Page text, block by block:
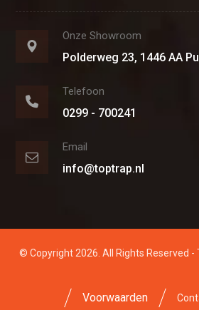
Onze Showroom
Polderweg 23, 1446 AA
Telefoon
0299 - 700241
Email
info@toptrap.nl
© Copyright 2026. All Rights Reserved -
Voorwaarden